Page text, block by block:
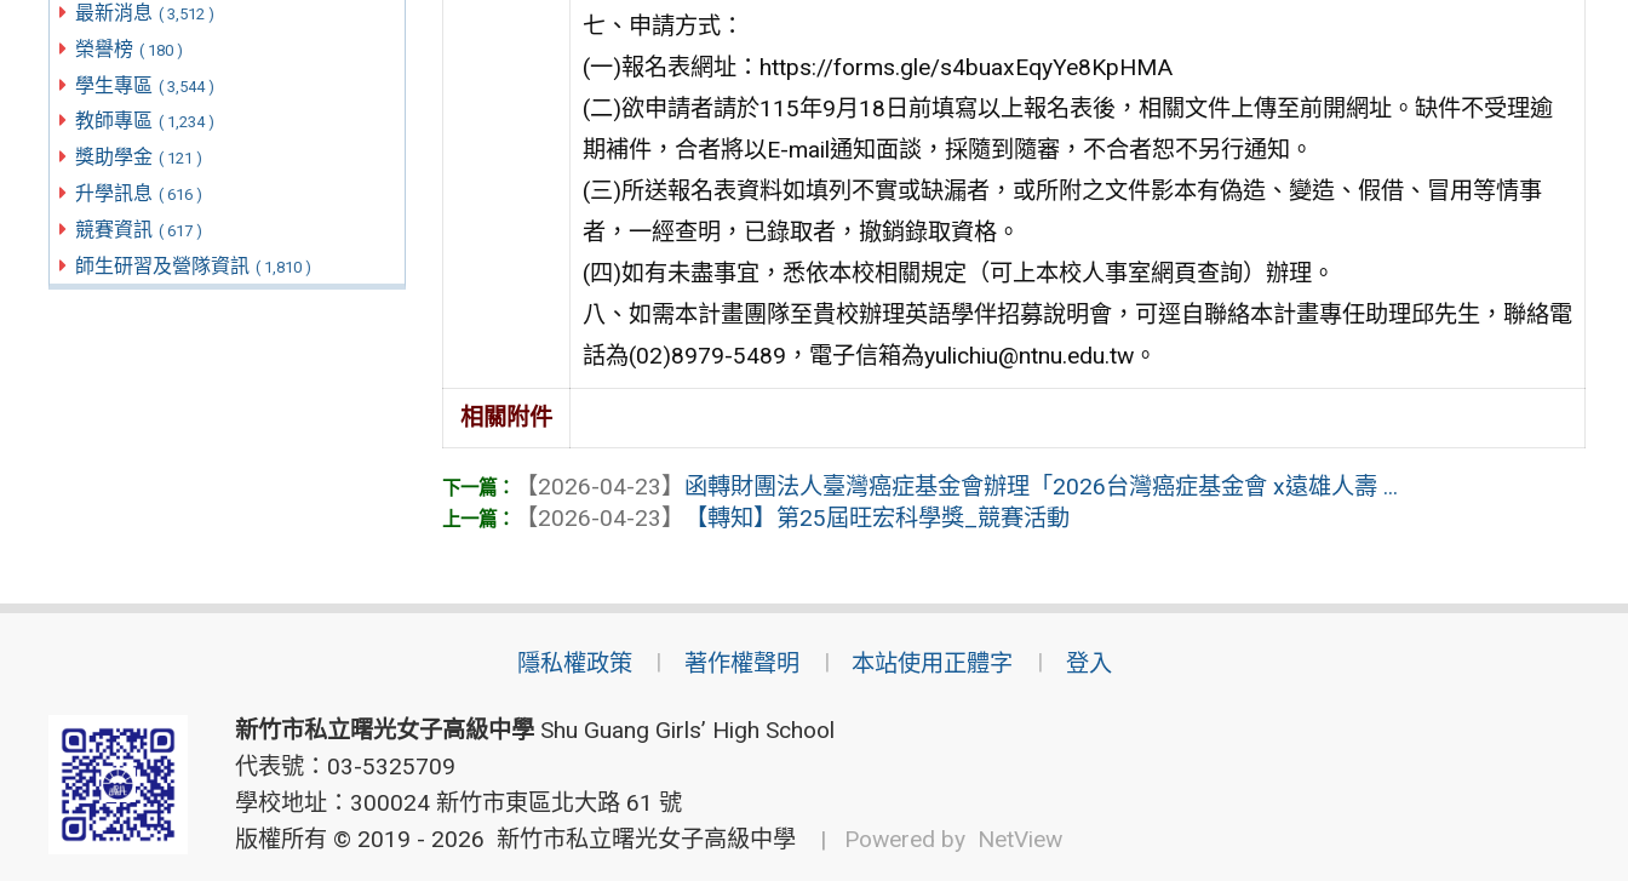
最新消息 ( 3,512 )
榮譽榜 ( 180 )
學生專區 ( 3,544 )
教師專區 ( 1,234 )
獎助學金 ( 121 )
升學訊息 ( 616 )
競賽資訊 ( 617 )
師生研習及營隊資訊 ( 1,810 )
七、申請方式：
(一)報名表網址：https://forms.gle/s4buaxEqyYe8KpHMA
(二)欲申請者請於115年9月18日前填寫以上報名表後，相關文件上傳至前開網址。缺件不受理逾
期補件，合者將以E-mail通知面談，採隨到隨審，不合者恕不另行通知。
(三)所送報名表資料如填列不實或缺漏者，或所附之文件影本有偽造、變造、假借、冒用等情事
者，一經查明，已錄取者，撤銷錄取資格。
(四)如有未盡事宜，悉依本校相關規定（可上本校人事室網頁查詢）辦理。
八、如需本計畫團隊至貴校辦理英語學伴招募說明會，可逕自聯絡本計畫專任助理邱先生，聯絡電
話為(02)8979-5489，電子信箱為yulichiu@ntnu.edu.tw。
相關附件
【2026-04-23】 函轉財團法人臺灣癌症基金會辦理「2026台灣癌症基金會 x遠雄人壽 ...
【2026-04-23】
【轉知】第25屆旺宏科學獎_競賽活動
隱私權政策 著作權聲明 本站使用正體字 登入
新竹市私立曙光女子高級中學Shu Guang Girls’ High School
代表號：03-5325709
學校地址：300024 新竹市東區北大路 61 號
版權所有 © 2019 - 2026 新竹市私立曙光女子高級中學 | Powered by NetView